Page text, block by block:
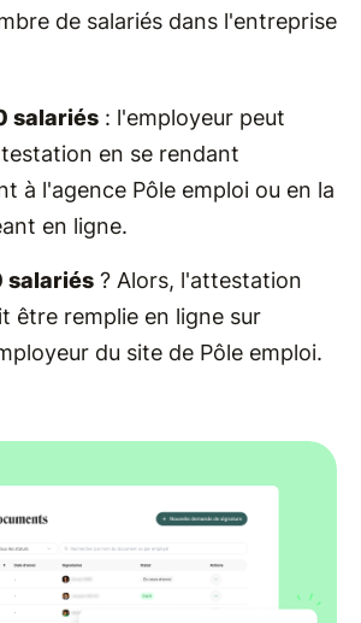
de salariés dans l'entreprise
salariés : l'employeur peut
en se rendant
à l'agence Pôle emploi ou en la
en ligne.
salariés ? Alors, l'attestation
être remplie en ligne sur
du site de Pôle emploi.